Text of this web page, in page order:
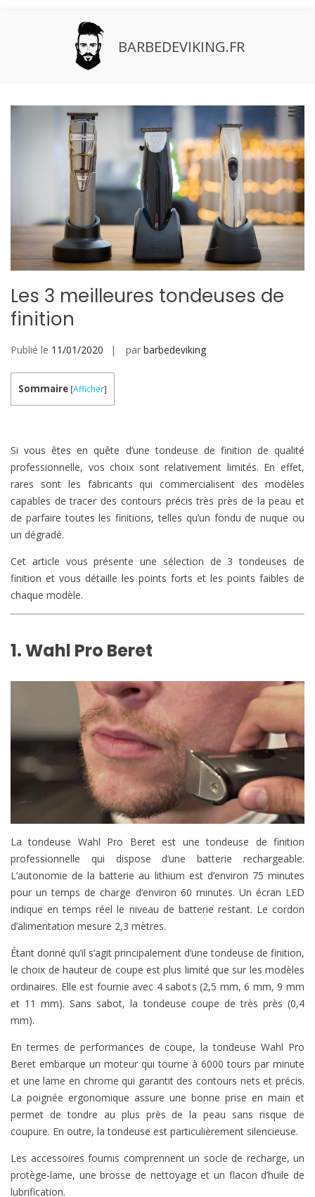
BARBEDEVIKING.FR
Afficher
formulaire
de
recherche
pour
Les 3 meilleures tondeuses de
finition
Publié le 11/01/2020 par barbedeviking
Sommaire [Afficher]
Si vous êtes en quête d’une tondeuse de finition de qualité
professionnelle, vos choix sont relativement limités. En effet,
rares sont les fabricants qui commercialisent des modèles
capables de tracer des contours précis très près de la peau et
de parfaire toutes les finitions, telles qu’un fondu de nuque ou
un dégradé.
Cet article vous présente une sélection de 3 tondeuses de
finition et vous détaille les points forts et les points faibles de
chaque modèle.
1. Wahl Pro Beret
La tondeuse Wahl Pro Beret est une tondeuse de finition
professionnelle qui dispose d’une batterie rechargeable.
L’autonomie de la batterie au lithium est d’environ 75 minutes
pour un temps de charge d’environ 60 minutes. Un écran LED
indique en temps réel le niveau de batterie restant. Le cordon
d’alimentation mesure 2,3 mètres.
Étant donné qu’il s’agit principalement d’une tondeuse de finition,
le choix de hauteur de coupe est plus limité que sur les modèles
ordinaires. Elle est fournie avec 4 sabots (2,5 mm, 6 mm, 9 mm
et 11 mm). Sans sabot, la tondeuse coupe de très près (0,4
mm).
En termes de performances de coupe, la tondeuse Wahl Pro
Beret embarque un moteur qui tourne à 6000 tours par minute
et une lame en chrome qui garantit des contours nets et précis.
La poignée ergonomique assure une bonne prise en main et
permet de tondre au plus près de la peau sans risque de
coupure. En outre, la tondeuse est particulièrement silencieuse.
Les accessoires fournis comprennent un socle de recharge, un
protège-lame, une brosse de nettoyage et un flacon d’huile de
lubrification.